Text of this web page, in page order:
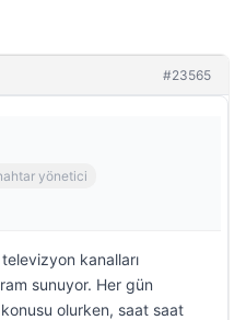
#23565
yönetici
kanalları
sunuyor. Her gün
konusu olurken, saat saat